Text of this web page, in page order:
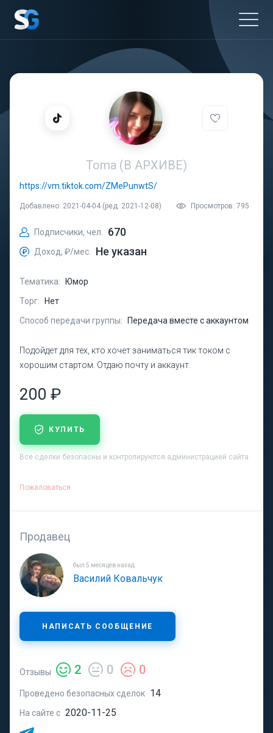
Toma (В АРХИВЕ)
https://vm.tiktok.com/ZMePunwtS/
Добавлено: 2021-04-04 (ред. 2021-12-08) Просмотров: 795
Подписчики, чел. 670
Доход, ₽/мес. Не указан
Тематика:
Юмор
Торг:
Нет
Способ передачи группы:
Передача вместе с аккаунтом
Подойдет для тех, кто хочет заниматься тик током с
хорошим стартом. Отдаю почту и аккаунт.
200 ₽
КУПИТЬ
Все сделки безопасны и контролируются администрацией сайта
Пожаловаться
Продавец
был 5 месяцев назад
Василий Ковальчук
НАПИСАТЬ СООБЩЕНИЕ
Отзывы 2 0 0
Проведено безопасных сделок 14
На сайте с 2020-11-25